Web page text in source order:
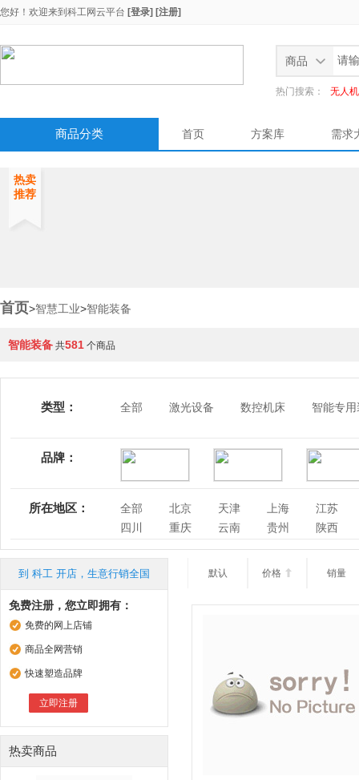
您好！欢迎来到 科工网云平台 [登录] [注册]
商品
热门搜索： 无人机
商品分类 首页 方案库 需求
热卖
推荐
首页>智慧工业>智能装备
智能装备 共581 个商品
类型： 全部 激光设备 数控机床 智能专
品牌：
所在地区： 全部 北京 天津 上海
江苏
四川
重庆 云南 贵州 陕西
到 科工 开店，生意行销全国
免费注册，您立即拥有：
免费的网上店铺
商品全网营销
快速塑造品牌
立即注册
热卖商品
默认 价格  销量